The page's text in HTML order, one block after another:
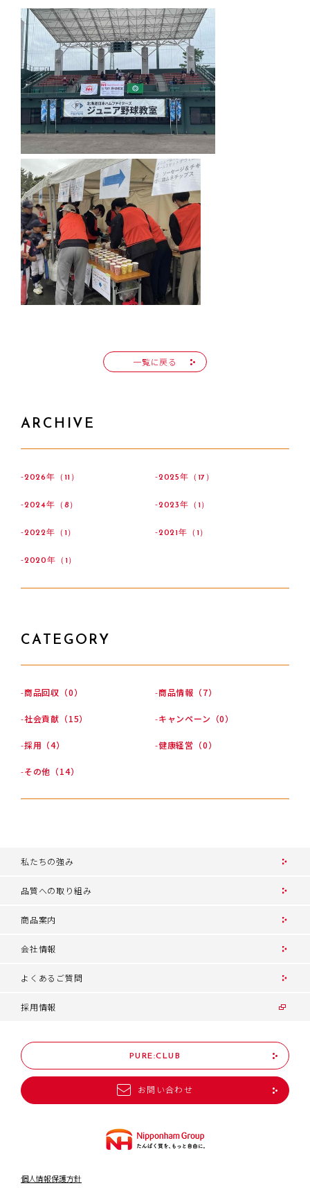
ARCHIVE
2026年（11） 2025年（17）
2024年（8） 2023年（1）
2022年（1） 2021年（1）
2020年（1）
CATEGORY
商品回収（0） 商品情報（7）
社会貢献（15） キャンペーン（0）
採用（4） 健康経営（0）
その他（14）
一覧に戻る
私たちの強み
品質への取り組み
商品案内
会社情報
よくあるご質問
採用情報
PURE:CLUB
お問い合わせ
個人情報保護方針